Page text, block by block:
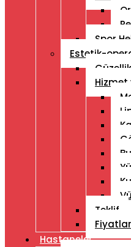
Spor
Estetik-
Hizmet
Teklif
Hastaneler